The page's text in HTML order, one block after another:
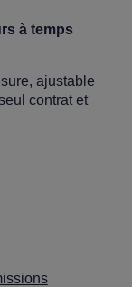
à temps
ajustable
contrat et